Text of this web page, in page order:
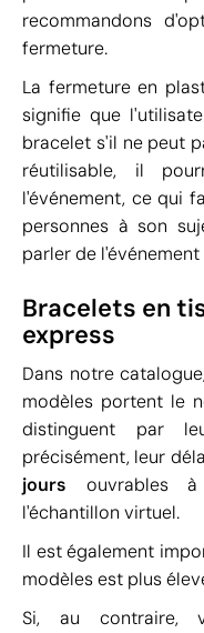
recommandons
fermeture.
La fermeture en
signifie que
bracelet s'il ne peut
réutilisable, il
l'événement, ce qui
personnes à son
parler de
Bracelets en
express
Dans notre
modèles portent le
distinguent par
précisément, leur
jours ouvrables
l'échantillon virtuel.
Il est également
modèles est plus
Si, au contraire,